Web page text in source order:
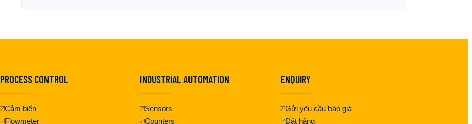
PROCESS CONTROL
Cảm biến
Flowmeter
INDUSTRIAL AUTOMATION
Sensors
Counters
ENQUIRY
Gửi yêu cầu báo giá
Đặt hàng